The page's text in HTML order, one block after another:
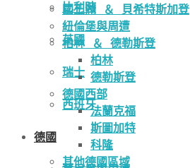
比利時
英國
瑞士
西班牙
德國
國王湖 ＆ 貝希特斯加登
紐倫堡與周遭
柏林 ＆ 德勒斯登
柏林
德勒斯登
德國西部
法蘭克福
斯圖加特
科隆
其他德國區域